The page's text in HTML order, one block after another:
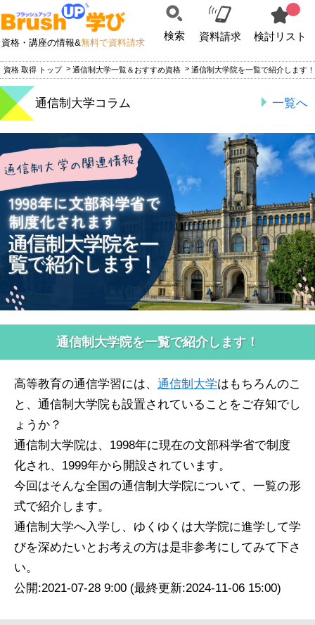
資格・講座の情報&無料で資料請求
検索 資料請求 検討リスト
資格 取得 トップ 通信制大学一覧＆おすすめ資格 通信制大学院を一覧で紹介します
通信制大学コラム 一覧へ
通信制大学院を一覧で紹介します！
高等教育の通信学習には、 通信制大学はもちろんのこ
と、通信制大学院も設置されていることをご存知でし
ょうか？
通信制大学院は、1998年に現在の文部科学省で制度
化され、1999年から開設されています。
今回はそんな全国の通信制大学院について、一覧の形
式で紹介します。
通信制大学へ入学し、ゆくゆくは大学院に進学して学
びを深めたいとお考えの方は是非参考にしてみて下さ
い。
公開:2021-07-28 9:00 (最終更新:2024-11-06 15:00)